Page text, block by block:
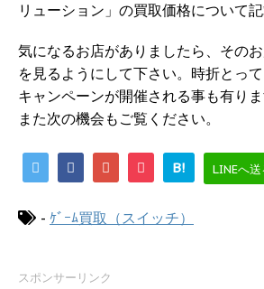
リューション」の買取価格について記
気になるお店がありましたら、その
を見るようにして下さい。時折とっ
キャンペーンが開催される事も有りま
また次の機会もご覧ください。
B! LINEへ送
- ｹﾞｰﾑ買取（スイッチ）
スポンサーリンク